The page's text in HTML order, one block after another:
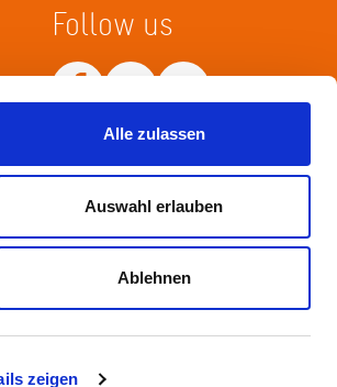
zeigen
Alle zulassen
Auswahl erlauben
Ablehnen
Follow us
Netiquette
/ Haftungsausschluß